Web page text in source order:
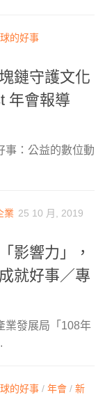
的好事
鏈守護文化
年會報導
事：公益的數位動
業 25 10 月, 2019
影響力」，
就好事／專
業發展局「108年
的好事 / 年會 / 新